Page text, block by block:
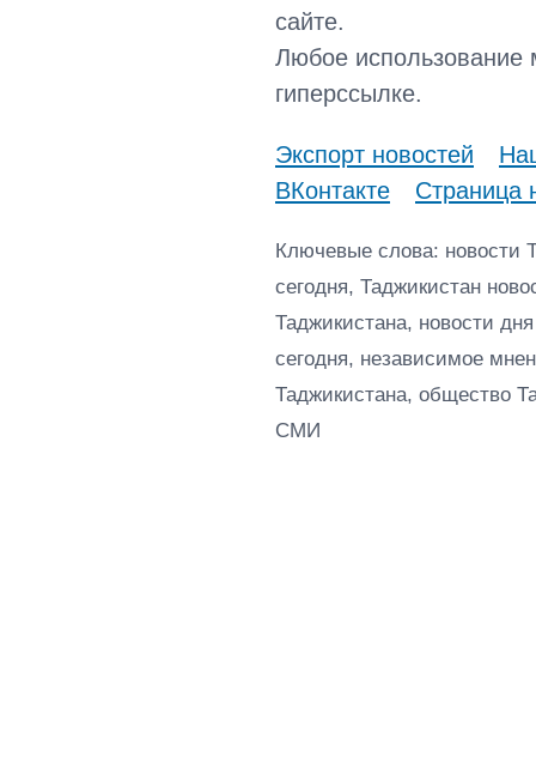
сайте.
Любое использование
гиперссылке.
Экспорт новостей
ВКонтакте
Страница
Ключевые слова: новости
сегодня, Таджикистан
Таджикистана, новости
сегодня, независимое
Таджикистана, общество
СМИ